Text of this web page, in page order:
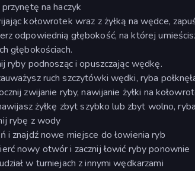
przynętę na haczyk
kołowrotek wraz z żyłką na wędce,
odpowiednią głębokość, na której
głębokościach.
ryby podnosząc i opuszczając wędkę.
ruch szczytówki wędki, ryba
zwijanie ryby, nawijanie żyłki na
żyłkę zbyt szybko lub zbyt wolno,
rybę z wody
i znajdź nowe miejsce do łowienia ryb
nowy otwór i zacznij łowić ryby ponownie
w turniejach z innymi wędkarzami